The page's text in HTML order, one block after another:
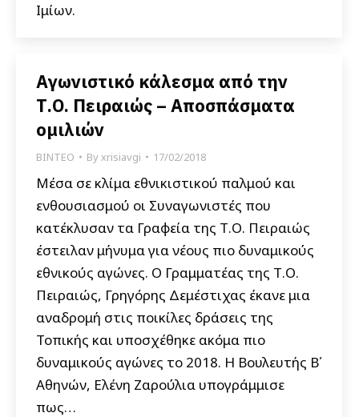
Ιμίων.
Αγωνιστικό κάλεσμα από την
Τ.Ο. Πειραιώς – Αποσπάσματα
ομιλιών
ΒΙΝΤΕΟ Byxrisiavgi 17/02/2018
Μέσα σε κλίμα εθνικιστικού παλμού και
ενθουσιασμού οι Συναγωνιστές που
κατέκλυσαν τα Γραφεία της Τ.Ο. Πειραιώς
έστειλαν μήνυμα για νέους πιο δυναμικούς
εθνικούς αγώνες. Ο Γραμματέας της Τ.Ο.
Πειραιώς, Γρηγόρης Δεμέστιχας έκανε μια
αναδρομή στις ποικίλες δράσεις της
Τοπικής και υποσχέθηκε ακόμα πιο
δυναμικούς αγώνες το 2018. Η Βουλευτής Β΄
Αθηνών, Ελένη Ζαρούλια υπογράμμισε
πως…